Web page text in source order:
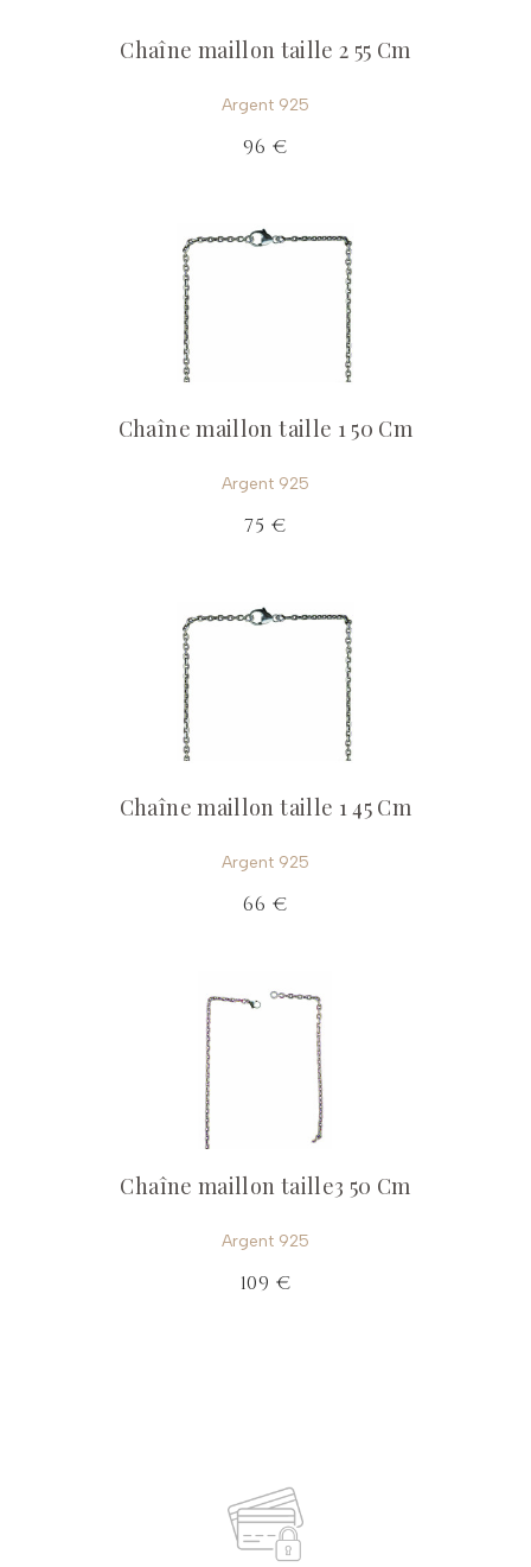
Chaîne maillon taille 2 55 Cm
Argent 925
96 €
Chaîne maillon taille 1 50 Cm
Argent 925
75 €
Chaîne maillon taille 1 45 Cm
Argent 925
66 €
Chaîne maillon taille3 50 Cm
Argent 925
109 €